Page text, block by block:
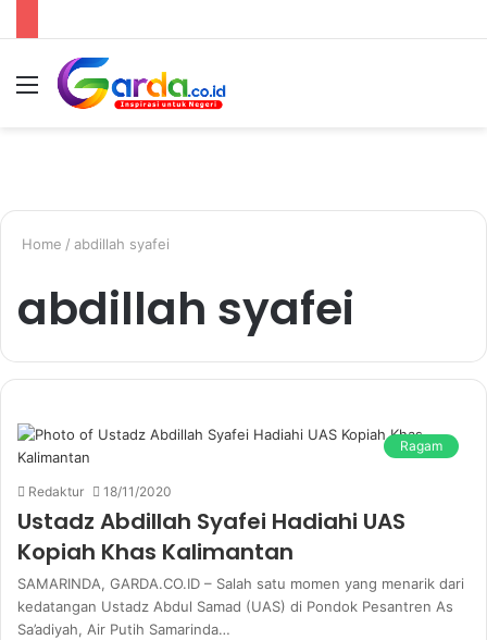
Menu
Home / abdillah syafei
abdillah syafei
Ragam
Redaktur 18/11/2020
Ustadz Abdillah Syafei Hadiahi UAS
Kopiah Khas Kalimantan
SAMARINDA, GARDA.CO.ID – Salah satu momen yang menarik dari
kedatangan Ustadz Abdul Samad (UAS) di Pondok Pesantren As
Sa’adiyah, Air Putih Samarinda…